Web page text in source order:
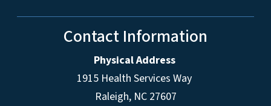
Contact Information
Physical Address
1915 Health Services Way
Raleigh, NC 27607